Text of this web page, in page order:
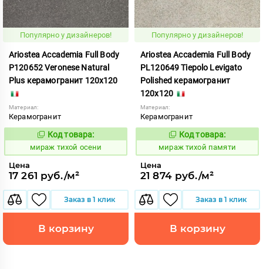
Популярно у дизайнеров!
Ariostea Accademia Full Body
P120652 Veronese Natural
Plus керамогранит 120x120
Материал:
Керамогранит
997065
Код товара:
мираж тихой осени
Цена
17 261 руб./м²
Заказ в 1 клик
В корзину
Популярно у дизайнеров!
Ariostea Accademia Full Body
PL120649 Tiepolo Levigato
Polished керамогранит
120x120
Материал:
Керамогранит
997068
Код товара:
мираж тихой памяти
Цена
21 874 руб./м²
Заказ в 1 клик
В корзину